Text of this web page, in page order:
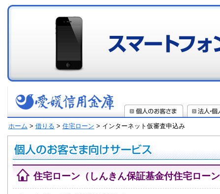
ホーム > 借りる > 住宅ローン > インターネット仮審査申込み
住宅ローン （しんきん保証基金付住宅ロー